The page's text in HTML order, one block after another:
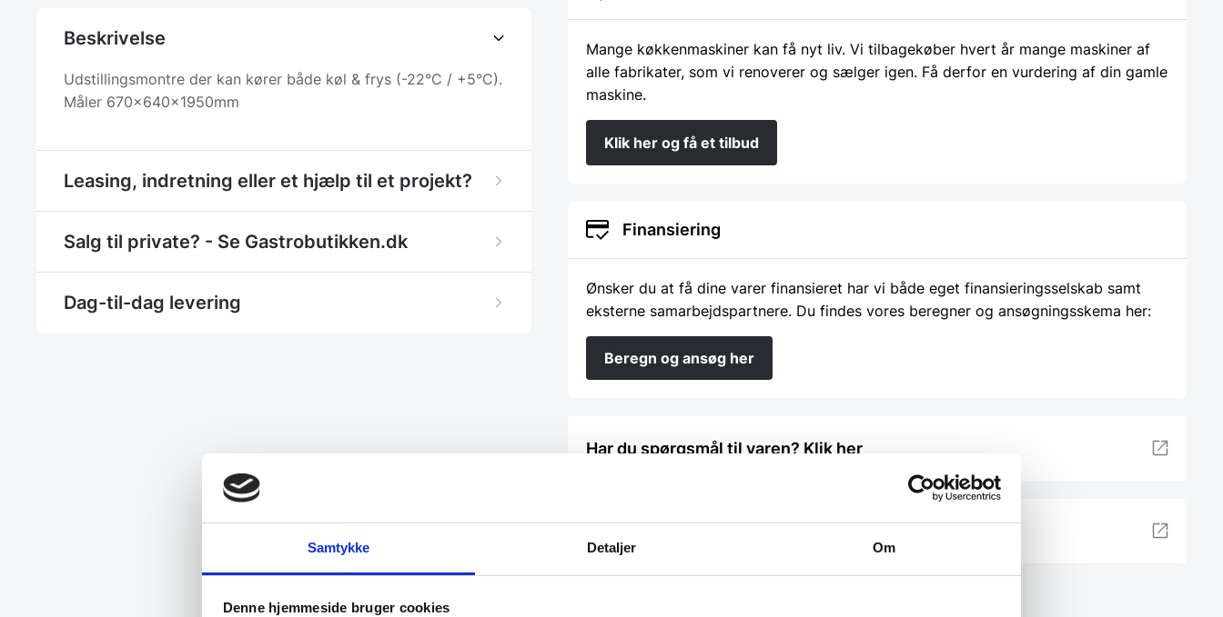
Samtykke Detaljer Om
Denne hjemmeside bruger cookies
Beskrivelse
Udstillingsmontre der kan kører både køl & frys (-22°C / +5°C).
Måler 670x640x1950mm
Leasing, indretning eller et hjælp til et projekt?
Salg til private? - Se Gastrobutikken.dk
Dag-til-dag levering
Mange køkkenmaskiner kan få nyt liv. Vi tilbagekøber hvert år mange maskiner af
alle fabrikater, som vi renoverer og sælger igen. Få derfor en vurdering af din gamle
maskine.
Klik her og få et tilbud
Finansiering
Ønsker du at få dine varer finansieret har vi både eget finansieringsselskab samt
eksterne samarbejdspartnere. Du findes vores beregner og ansøgningsskema her:
Beregn og ansøg her
Har du spørgsmål til varen? Klik her